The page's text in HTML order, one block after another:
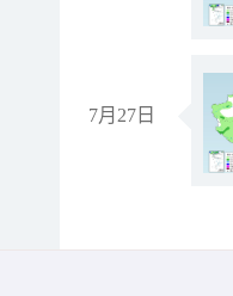
7月27日